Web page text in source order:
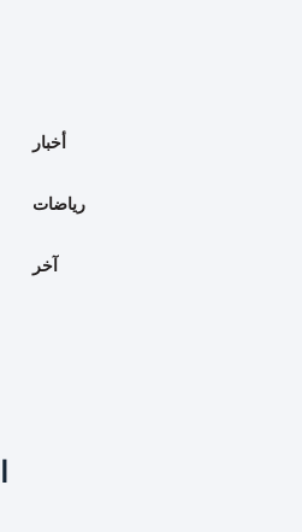
أخبار
رياضات
آخر